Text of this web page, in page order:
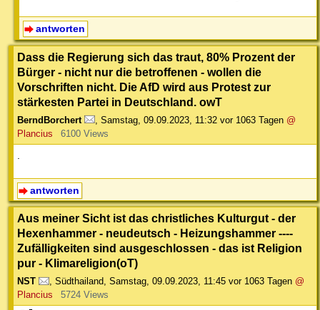
antworten
Dass die Regierung sich das traut, 80% Prozent der
Bürger - nicht nur die betroffenen - wollen die
Vorschriften nicht. Die AfD wird aus Protest zur
stärkesten Partei in Deutschland. owT
BerndBorchert Samstag, 09.09.2023, 11:32 vor 1063 Tagen @
Plancius
6100 Views
antworten
Aus meiner Sicht ist das christliches Kulturgut - der
Hexenhammer - neudeutsch - Heizungshammer ----
Zufälligkeiten sind ausgeschlossen - das ist Religion
pur - Klimareligion(oT)
NST , Südthailand, Samstag, 09.09.2023, 11:45 vor 1063 Tagen @
Plancius
5724 Views